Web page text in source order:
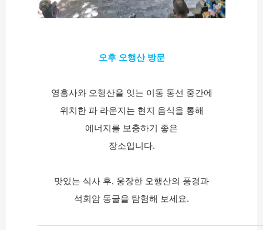
오후 오행산 방문
영흥사와 오행산을 잇는 이동 동선 중간에
위치한 파 라운지는 현지 음식을 통해
에너지를 보충하기 좋은
장소입니다.
맛있는 식사 후, 웅장한 오행산의 풍경과
석회암 동굴을 탐험해 보세요.